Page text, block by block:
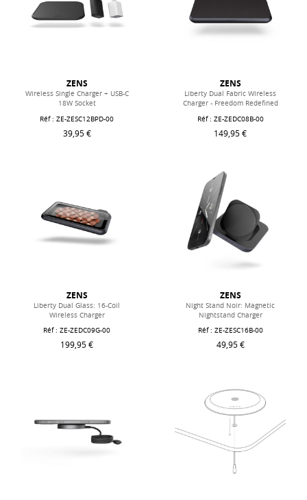
ZENS
Wireless Single Charger + USB-C
18W Socket
Réf : ZE-ZESC12BPD-00
39,95 €
ZENS
Liberty Dual Fabric Wireless
Charger - Freedom Redefined
Réf : ZE-ZEDC08B-00
149,95 €
ZENS
Liberty Dual Glass: 16-Coil
Wireless Charger
Réf : ZE-ZEDC09G-00
199,95 €
ZENS
Night Stand Noir: Magnetic
Nightstand Charger
Réf : ZE-ZESC16B-00
49,95 €